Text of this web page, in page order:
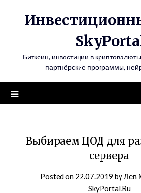
Биткоин, инвестиции в
партнёрские программы,
Выбираем ЦОД для
сервера
Posted on 22.07.2019 byЛев
SkyPortal.Ru